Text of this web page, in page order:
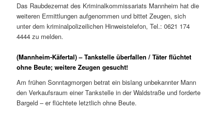
Das Raubdezernat des Kriminalkommissariats Mannheim hat die
weiteren Ermittlungen aufgenommen und bittet Zeugen, sich
unter dem kriminalpolizeilichen Hinweistelefon, Tel.: 0621 174
4444 zu melden.
(Mannheim-Käfertal) – Tankstelle überfallen / Täter flüchtet
ohne Beute; weitere Zeugen gesucht!
Am frühen Sonntagmorgen betrat ein bislang unbekannter Mann
den Verkaufsraum einer Tankstelle in der Waldstraße und forderte
Bargeld – er flüchtete letztlich ohne Beute.